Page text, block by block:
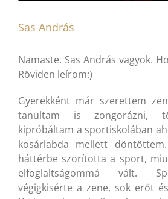
Sas András
Namaste. Sas András vagyok.
Röviden leírom:)
Gyerekként már szerettem
tanultam is zongorázni,
kipróbáltam a sportiskolában
kosárlabda mellett
háttérbe szorította a sport,
elfoglaltságommá vált.
végigkisérte a zene, sok erőt